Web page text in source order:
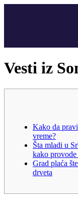
Vesti iz
Kako da
vreme?
Šta mladi u
kako
Grad plaća
drveta